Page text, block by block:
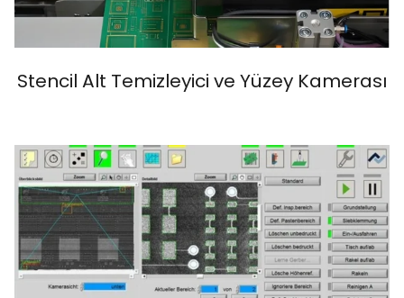
Stencil Alt Temizleyici ve Yüzey Kamerası